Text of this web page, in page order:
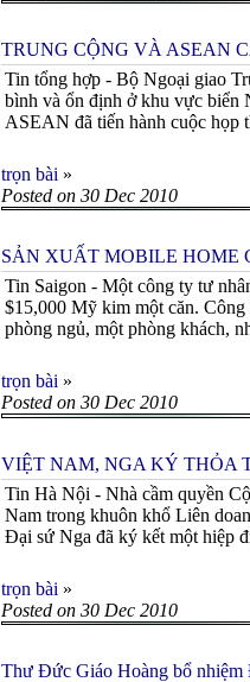
TRUNG CỘNG VÀ ASEAN
Tin tổng hợp - Bộ Ngoại giao
bình và ổn định ở khu vực biển
ASEAN đã tiến hành cuộc họp
trọn bài »
Posted on 30 Dec 2010
SẢN XUẤT MOBILE HOME
Tin Saigon - Một công ty tư
$15,000 Mỹ kim một căn. Công
phòng ngủ, một phòng khách,
trọn bài »
Posted on 30 Dec 2010
VIỆT NAM, NGA KÝ THỎA
Tin Hà Nội - Nhà cầm quyền
Nam trong khuôn khổ Liên
Đại sứ Nga đã ký kết một hiệp
trọn bài »
Posted on 30 Dec 2010
Thư Ðức Giáo Hoàng bổ nhiệm